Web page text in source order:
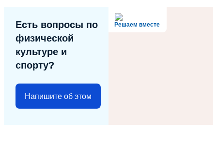
Решаем вместе
Есть вопросы по
физической
культуре и
спорту?
Напишите об этом